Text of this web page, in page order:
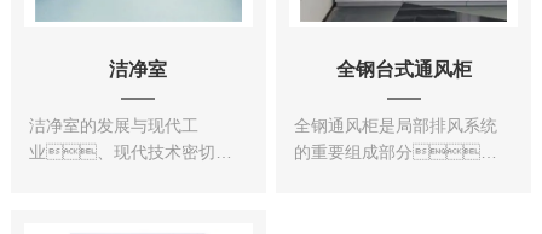
航天、科研等领域
的检测设备，用于测
洁净室
洁净室的发展与现代工
业、现代技术密切联
全钢台式通风柜
全钢通风柜是局部排风系统
的重要组成部分。